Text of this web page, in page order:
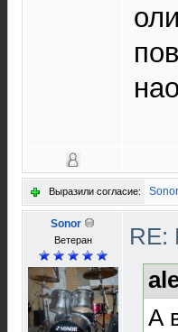
Выразили согласие: Sonor
Sonor
Ветеран RE:
А